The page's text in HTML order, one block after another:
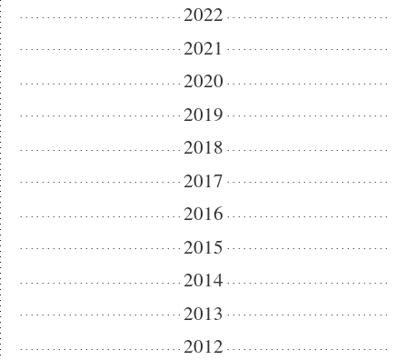
2022
2021
2020
2019
2018
2017
2016
2015
2014
2013
2012